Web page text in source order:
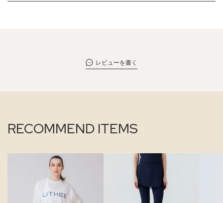
レビューを書く
RECOMMEND ITEMS